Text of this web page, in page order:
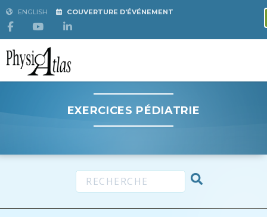
ENGLISH COUVERTURE D'ÉVÉNEMENT
EXERCICES PÉDIATRIE